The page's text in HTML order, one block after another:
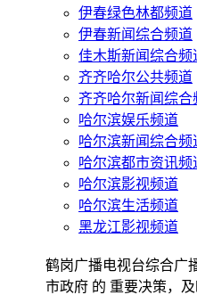
伊春绿色林都频道
伊春新闻综合频道
佳木斯新闻综合频
齐齐哈尔公共频道
齐齐哈尔新闻综合
哈尔滨娱乐频道
哈尔滨新闻综合频
哈尔滨都市资讯频
哈尔滨影视频道
哈尔滨生活频道
黑龙江影视频道
鹤岗广播电视台综合广
市政府 的 重要决策，